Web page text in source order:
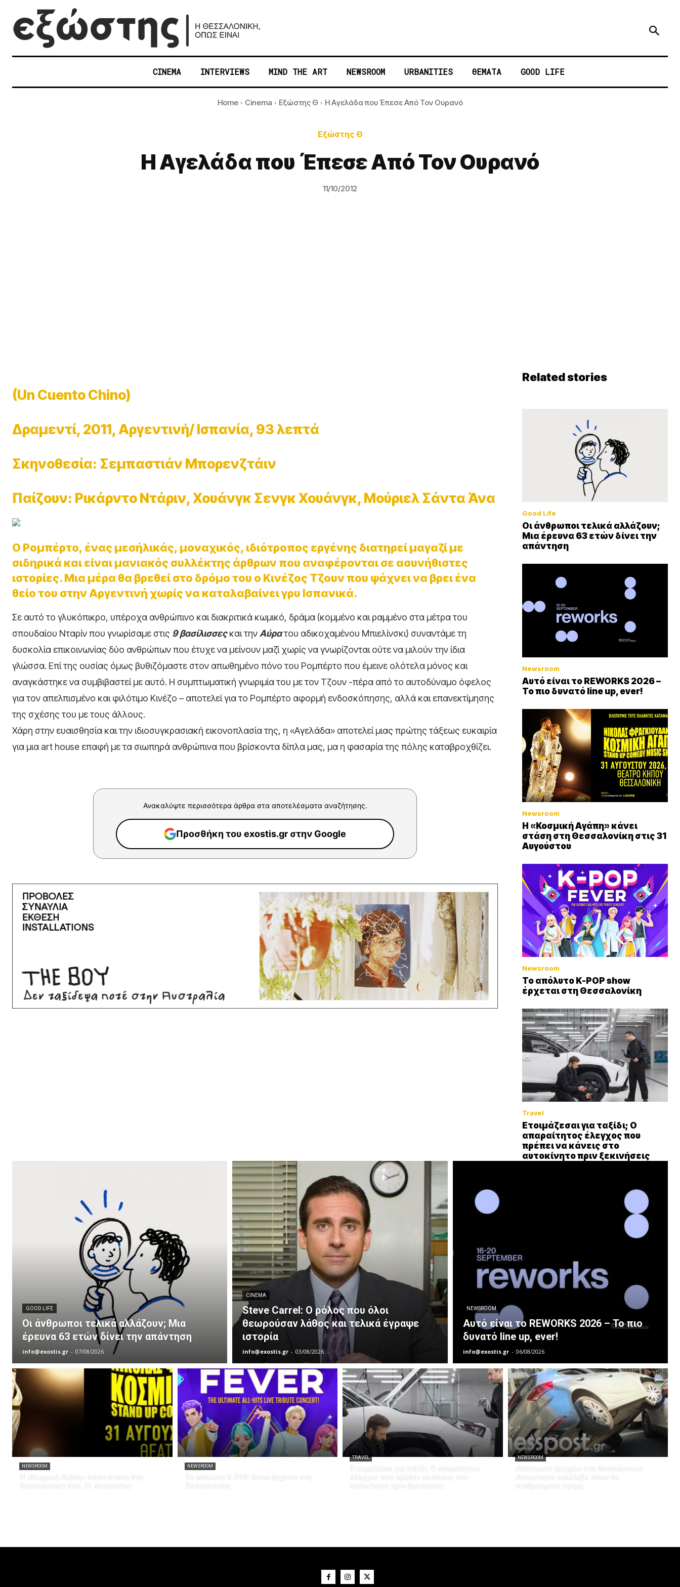
CINEMA INTERVIEWS MIND THE ART NEWSROOM URBANITIES ΘΕΜΑΤΑ GOOD LIFE
Home Cinema Εξώστης Θ Η Αγελάδα που Έπεσε Από Τον Ουρανό
Εξώστης Θ
Η Αγελάδα που Έπεσε Από Τον Ουρανό
11/10/2012
(Un Cuento Chino)
Δραμεντί, 2011, Αργεντινή/ Ισπανία, 93 λεπτά
Σκηνοθεσία: Σεμπαστιάν Μπορενζτάιν
Παίζουν: Ρικάρντο Ντάριν, Χουάνγκ Σενγκ Χουάνγκ, Μούριελ Σάντα Άνα
Ο Ρομπέρτο, ένας μεσήλικάς, μοναχικός, ιδιότροπος εργένης διατηρεί μαγαζί με
σιδηρικά και είναι μανιακός συλλέκτης άρθρων που αναφέρονται σε ασυνήθιστες
ιστορίες. Μια μέρα θα βρεθεί στο δρόμο του ο Κινέζος Τζουν που ψάχνει να βρει ένα
θείο του στην Αργεντινή χωρίς να καταλαβαίνει γρυ Ισπανικά.
Σε αυτό το γλυκόπικρο, υπέροχα ανθρώπινο και διακριτικά κωμικό, δράμα (κομμένο και ραμμένο στα μέτρα του
σπουδαίου Νταρίν που γνωρίσαμε στις 9 βασίλισσεςκαι την Αύρατου αδικοχαμένου Μπιελίνσκι) συναντάμε τη
δυσκολία επικοινωνίας δύο ανθρώπων που έτυχε να μείνουν μαζί χωρίς να γνωρίζονται ούτε να μιλούν την ίδια
γλώσσα. Επί της ουσίας όμως βυθιζόμαστε στον απωθημένο πόνο του Ρομπέρτο που έμεινε ολότελα μόνος και
αναγκάστηκε να συμβιβαστεί με αυτό. Η συμπτωματική γνωριμία του με τον Τζουν -πέρα από το αυτοδύναμο όφελος
για τον απελπισμένο και φιλότιμο Κινέζο – αποτελεί για το Ρομπέρτο αφορμή ενδοσκόπησης, αλλά και επανεκτίμησης
της σχέσης του με τους άλλους.
Χάρη στην ευαισθησία και την ιδιοσυγκρασιακή εικονοπλασία της, η «Αγελάδα» αποτελεί μιας πρώτης τάξεως ευκαιρία
για μια art house επαφή με τα σιωπηρά ανθρώπινα που βρίσκοντα δίπλα μας, μα η φασαρία της πόλης καταβροχθίζει.
Ανακαλύψτε περισσότερα άρθρα στα αποτελέσματα αναζήτησης.
Προσθήκη του exostis.gr στην Google
Related stories
Good Life
Οι άνθρωποι τελικά αλλάζουν;
Μια έρευνα 63 ετών δίνει την
απάντηση
Newsroom
Αυτό είναι το REWORKS 2026 –
Το πιο δυνατό line up, ever!
Newsroom
Η «Κοσμική Αγάπη» κάνει
στάση στη Θεσσαλονίκη στις 31
Αυγούστου
Newsroom
Το απόλυτο K-POP show
έρχεται στη Θεσσαλονίκη
Travel
Ετοιμάζεσαι για ταξίδι; Ο
απαραίτητος έλεγχος που
πρέπει να κάνεις στο
αυτοκίνητο πριν ξεκινήσεις
GOOD LIFE
Οι άνθρωποι τελικά αλλάζουν; Μια
έρευνα 63 ετών δίνει την απάντηση
info@exostis.gr - 07/08/2026
CINEMA
Steve Carrel: Ο ρόλος που όλοι
θεωρούσαν λάθος και τελικά έγραψε
ιστορία
info@exostis.gr - 03/08/2026
NEWSROOM
Αυτό είναι το REWORKS 2026 – Το πιο
δυνατό line up, ever!
info@exostis.gr - 06/08/2026
NEWSROOM
Η «Κοσμική Αγάπη» κάνει στάση στη
Θεσσαλονίκη στις 31 Αυγούστου
NEWSROOM
Το απόλυτο K-POP show έρχεται στη
Θεσσαλονίκη
TRAVEL
Ετοιμάζεσαι για ταξίδι; Ο απαραίτητος
έλεγχος που πρέπει να κάνεις στο
αυτοκίνητο πριν ξεκινήσεις
NEWSROOM
Απίστευτο τροχαίο στη Θεσσαλονίκη:
Αυτοκίνητο κατέληξε πάνω σε
σταθμευμένο όχημα